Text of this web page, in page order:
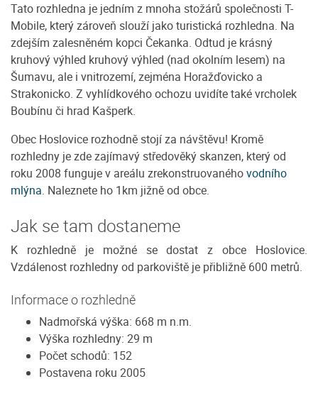
Tato rozhledna je jedním z mnoha stožárů společnosti T-
Mobile, který zároveň slouží jako turistická rozhledna. Na
zdejším zalesněném kopci Čekanka. Odtud je krásný
kruhový výhled kruhový výhled (nad okolním lesem) na
Šumavu, ale i vnitrozemí, zejména Horažďovicko a
Strakonicko. Z vyhlídkového ochozu uvidíte také vrcholek
Boubínu či hrad Kašperk.
Obec Hoslovice rozhodně stojí za návštěvu! Kromě
rozhledny je zde zajímavý středověký skanzen, který od
roku 2008 funguje v areálu zrekonstruovanéhovodního
mlýna. Naleznete ho 1km jižně od obce.
Jak se tam dostaneme
K rozhledně je možné se dostat z obce Hoslovice.
Vzdálenost rozhledny od parkoviště je přibližně 600 metrů.
Informace o rozhledně
Nadmořská výška: 668 m n.m.
Výška rozhledny: 29 m
Počet schodů: 152
Postavena roku 2005